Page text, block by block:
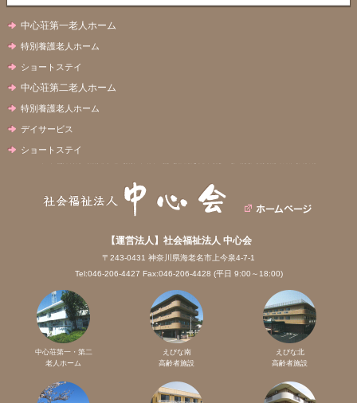
中心荘第一老人ホーム
特別養護老人ホーム
ショートステイ
中心荘第二老人ホーム
特別養護老人ホーム
デイサービス
ショートステイ
【運営法人】社会福祉法人 中心会
〒243-0431 神奈川県海老名市上今泉4-7-1
Tel:046-206-4427 Fax:046-206-4428 (平日 9:00～18:00)
中心荘第一・第二
老人ホーム
えびな南
高齢者施設
えびな北
高齢者施設